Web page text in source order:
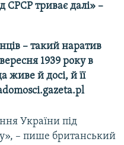
СРСР триває далі» –
– такий наратив
1939 року в
живе й досі, й її
України під
– пише британський